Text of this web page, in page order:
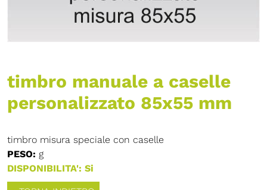
timbro manuale a caselle
personalizzato 85x55 mm
timbro misura speciale con caselle
PESO: g
DISPONIBILITA': Si